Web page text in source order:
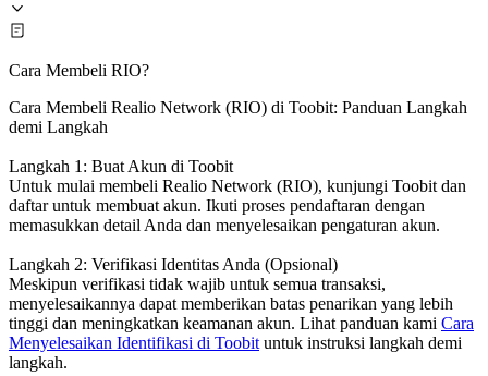
Cara Membeli RIO?
Cara Membeli Realio Network (RIO) di Toobit: Panduan Langkah
demi Langkah
Langkah 1: Buat Akun di Toobit
Untuk mulai membeli Realio Network (RIO), kunjungi Toobit dan
daftar untuk membuat akun. Ikuti proses pendaftaran dengan
memasukkan detail Anda dan menyelesaikan pengaturan akun.
Langkah 2: Verifikasi Identitas Anda (Opsional)
Meskipun verifikasi tidak wajib untuk semua transaksi,
menyelesaikannya dapat memberikan batas penarikan yang lebih
tinggi dan meningkatkan keamanan akun. Lihat panduan kami Cara
Menyelesaikan Identifikasi di Toobit untuk instruksi langkah demi
langkah.